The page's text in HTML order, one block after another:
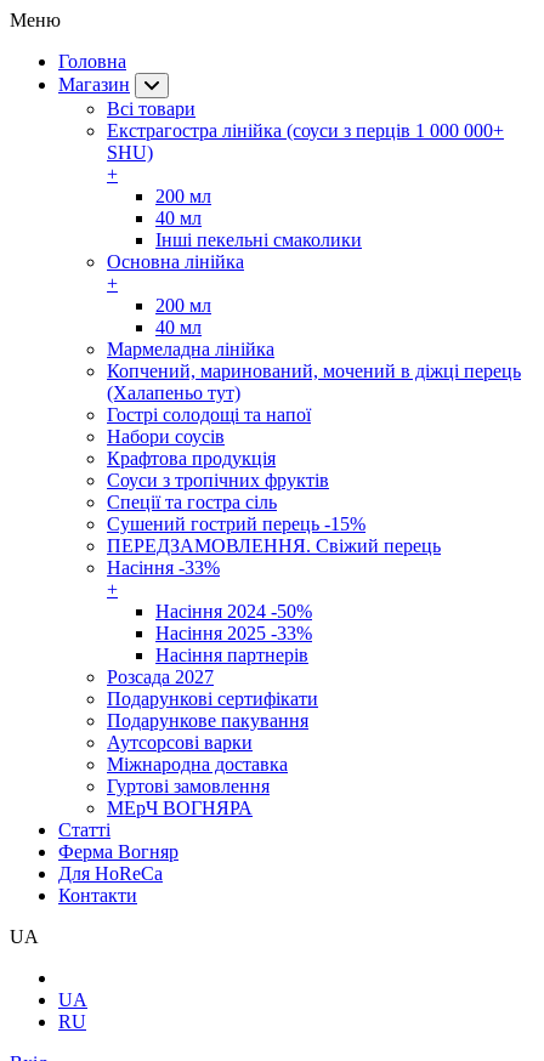
Меню
Головна
Магазин
Всі товари
Екстрагостра лінійка (соуси з перців 1 000 000+
SHU)
+
200 мл
40 мл
Інші пекельні смаколики
Основна лінійка
+
200 мл
40 мл
Мармеладна лінійка
Копчений, маринований, мочений в діжці перець
(Халапеньо тут)
Гострі солодощі та напої
Набори соусів
Крафтова продукція
Соуси з тропічних фруктів
Спеції та гостра сіль
Сушений гострий перець -15%
ПЕРЕДЗАМОВЛЕННЯ. Свіжий перець
Насіння -33%
+
Насіння 2024 -50%
Насіння 2025 -33%
Насіння партнерів
Розсада 2027
Подарункові сертифікати
Подарункове пакування
Аутсорсові варки
Міжнародна доставка
Гуртові замовлення
МЕрЧ ВОГНЯРА
Cтатті
Ферма Вогняр
Для HoReCa
Контакти
UA
UA
RU